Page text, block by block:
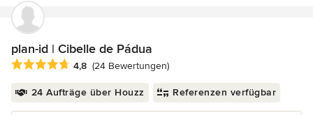
plan-id | Cibelle de Pádua
Durchschnittliche Bewertung: 4.8 von 5 Sternen
4,8 (24 Bewertungen)
24 Aufträge über Houzz Referenzen verfügbar